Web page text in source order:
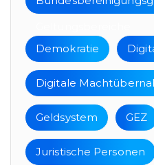
Demokratie
Digitale
Geldsystem GEZ
Juristische Personen